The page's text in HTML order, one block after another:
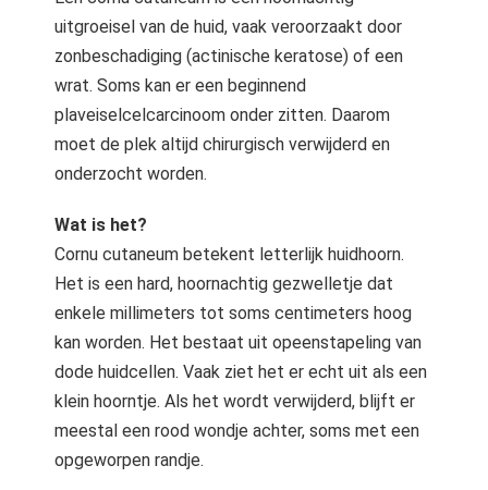
uitgroeisel van de huid, vaak veroorzaakt door
zonbeschadiging (actinische keratose) of een
wrat. Soms kan er een beginnend
plaveiselcelcarcinoom onder zitten. Daarom
moet de plek altijd chirurgisch verwijderd en
onderzocht worden.
Wat is het?
Cornu cutaneum betekent letterlijk huidhoorn.
Het is een hard, hoornachtig gezwelletje dat
enkele millimeters tot soms centimeters hoog
kan worden. Het bestaat uit opeenstapeling van
dode huidcellen. Vaak ziet het er echt uit als een
klein hoorntje. Als het wordt verwijderd, blijft er
meestal een rood wondje achter, soms met een
opgeworpen randje.
worden
op
gebruikt